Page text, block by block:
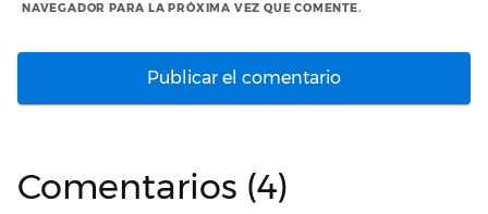
NAVEGADOR PARA LA PRÓXIMA VEZ QUE COMENTE.
Comentarios (4)